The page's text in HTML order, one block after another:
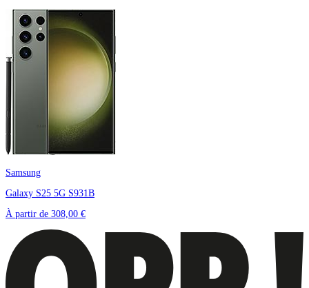
Samsung
Galaxy S25 5G S931B
À partir de 308,00 €